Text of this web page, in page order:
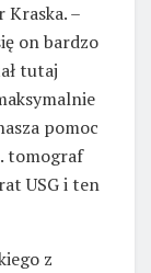
–
on bardzo
tutaj
pomoc
tomograf
USG i ten
z